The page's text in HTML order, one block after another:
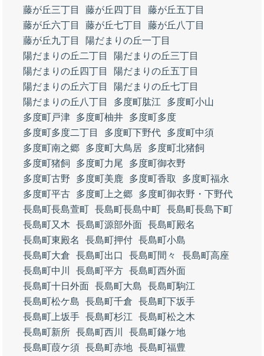
藤が丘三丁目
藤が丘四丁目
藤が丘五丁目
藤が丘六丁目
藤が丘七丁目
藤が丘八丁目
藤が丘九丁目
陽だまりの丘一丁目
陽だまりの丘二丁目
陽だまりの丘三丁目
陽だまりの丘四丁目
陽だまりの丘五丁目
陽だまりの丘六丁目
陽だまりの丘七丁目
陽だまりの丘八丁目
多度町肱江
多度町小山
多度町戸津
多度町柚井
多度町多度
多度町多度二丁目
多度町下野代
多度町中須
多度町南之郷
多度町大鳥居
多度町北猪飼
多度町猪飼
多度町力尾
多度町御衣野
多度町古野
多度町美鹿 多度町香取
多度町福永
多度町平古
多度町上之郷
多度町御衣野・下野代
長島町長島萱町 長島町長島中町 長島町長島下町
長島町又木
長島町源部外面 長島町殿名
長島町東殿名
長島町押付 長島町小島
長島町大倉
長島町出口 長島町間々
長島町高座
長島町中川
長島町平方 長島町西外面
長島町十日外面 長島町大島
長島町駒江
長島町松ケ島
長島町千倉
長島町下坂手
長島町上坂手 長島町杉江
長島町松之木
長島町新所 長島町西川
長島町鎌ケ地
長島町葭ケ須 長島町赤地 長島町福豊